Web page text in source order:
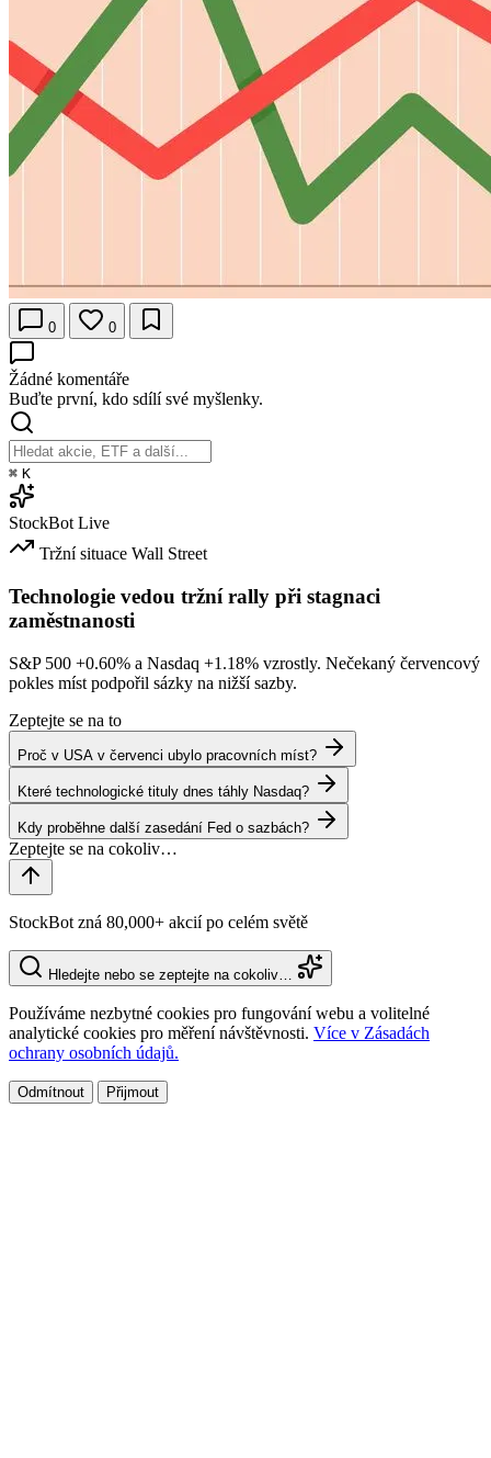
0 0
Žádné komentáře
Buďte první, kdo sdílí své myšlenky.
⌘ K
StockBot Live
Tržní situace Wall Street
Technologie vedou tržní rally při stagnaci
zaměstnanosti
S&P 500 +0.60% a Nasdaq +1.18% vzrostly. Nečekaný červencový
pokles míst podpořil sázky na nižší sazby.
Zeptejte se na to
Proč v USA v červenci ubylo pracovních míst?
Které technologické tituly dnes táhly Nasdaq?
Kdy proběhne další zasedání Fed o sazbách?
StockBot zná 80,000+ akcií po celém světě
Hledejte nebo se zeptejte na cokoliv…
Používáme nezbytné cookies pro fungování webu a volitelné
analytické cookies pro měření návštěvnosti. Více v Zásadách
ochrany osobních údajů.
Odmítnout Přijmout